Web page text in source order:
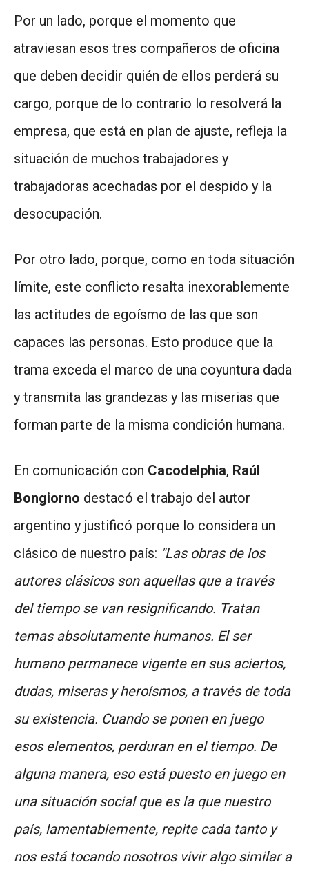
Por un lado, porque el momento que
atraviesan esos tres compañeros de oficina
que deben decidir quién de ellos perderá su
cargo, porque de lo contrario lo resolverá la
empresa, que está en plan de ajuste, refleja la
situación de muchos trabajadores y
trabajadoras acechadas por el despido y la
desocupación.
Por otro lado, porque, como en toda situación
límite, este conflicto resalta inexorablemente
las actitudes de egoísmo de las que son
capaces las personas. Esto produce que la
trama exceda el marco de una coyuntura dada
y transmita las grandezas y las miserias que
forman parte de la misma condición humana.
En comunicación con Cacodelphia, Raúl
Bongiorno destacó el trabajo del autor
argentino y justificó porque lo considera un
clásico de nuestro país: "Las obras de los
autores clásicos son aquellas que a través
del tiempo se van resignificando. Tratan
temas absolutamente humanos. El ser
humano permanece vigente en sus aciertos,
dudas, miseras y heroísmos, a través de toda
su existencia. Cuando se ponen en juego
esos elementos, perduran en el tiempo. De
alguna manera, eso está puesto en juego en
una situación social que es la que nuestro
país, lamentablemente, repite cada tanto y
nos está tocando nosotros vivir algo similar a